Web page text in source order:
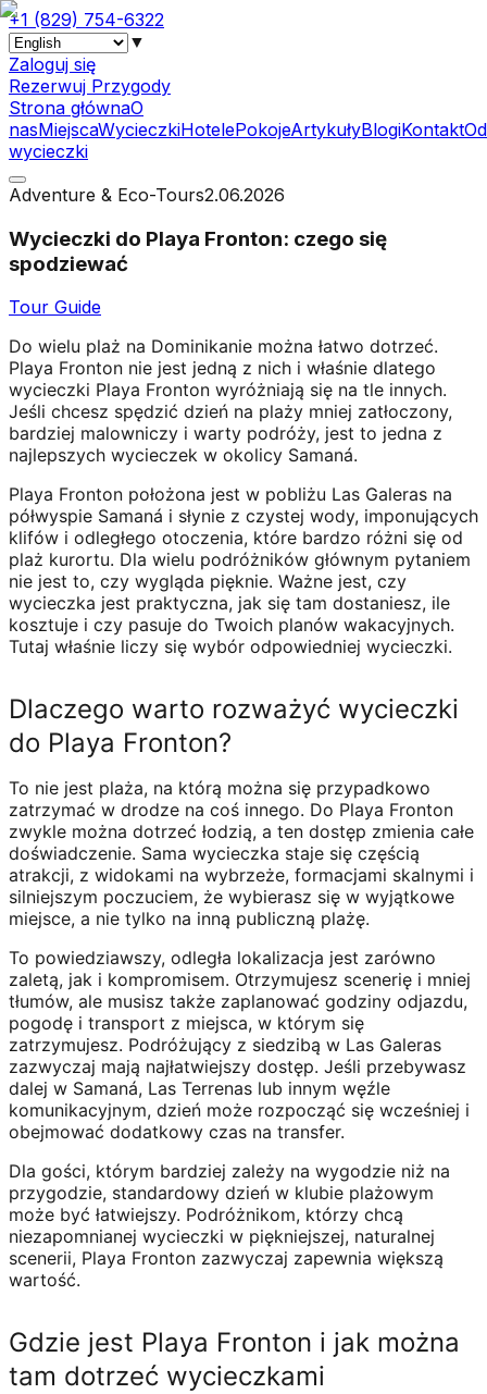
+1 (829) 754-6322
▼
Zaloguj się
Rezerwuj Przygody
Strona głównaO
nasMiejscaWycieczkiHotelePokojeArtykułyBlogiKontakt
wycieczki
Adventure & Eco-Tours2.06.2026
Wycieczki do Playa Fronton: czego się
spodziewać
Tour Guide
Do wielu plaż na Dominikanie można łatwo dotrzeć.
Playa Fronton nie jest jedną z nich i właśnie dlatego
wycieczki Playa Fronton wyróżniają się na tle innych.
Jeśli chcesz spędzić dzień na plaży mniej zatłoczony,
bardziej malowniczy i warty podróży, jest to jedna z
najlepszych wycieczek w okolicy Samaná.
Playa Fronton położona jest w pobliżu Las Galeras na
półwyspie Samaná i słynie z czystej wody, imponujących
klifów i odległego otoczenia, które bardzo różni się od
plaż kurortu. Dla wielu podróżników głównym pytaniem
nie jest to, czy wygląda pięknie. Ważne jest, czy
wycieczka jest praktyczna, jak się tam dostaniesz, ile
kosztuje i czy pasuje do Twoich planów wakacyjnych.
Tutaj właśnie liczy się wybór odpowiedniej wycieczki.
Dlaczego warto rozważyć wycieczki
do Playa Fronton?
To nie jest plaża, na którą można się przypadkowo
zatrzymać w drodze na coś innego. Do Playa Fronton
zwykle można dotrzeć łodzią, a ten dostęp zmienia całe
doświadczenie. Sama wycieczka staje się częścią
atrakcji, z widokami na wybrzeże, formacjami skalnymi i
silniejszym poczuciem, że wybierasz się w wyjątkowe
miejsce, a nie tylko na inną publiczną plażę.
To powiedziawszy, odległa lokalizacja jest zarówno
zaletą, jak i kompromisem. Otrzymujesz scenerię i mniej
tłumów, ale musisz także zaplanować godziny odjazdu,
pogodę i transport z miejsca, w którym się
zatrzymujesz. Podróżujący z siedzibą w Las Galeras
zazwyczaj mają najłatwiejszy dostęp. Jeśli przebywasz
dalej w Samaná, Las Terrenas lub innym węźle
komunikacyjnym, dzień może rozpocząć się wcześniej i
obejmować dodatkowy czas na transfer.
Dla gości, którym bardziej zależy na wygodzie niż na
przygodzie, standardowy dzień w klubie plażowym
może być łatwiejszy. Podróżnikom, którzy chcą
niezapomnianej wycieczki w piękniejszej, naturalnej
scenerii, Playa Fronton zazwyczaj zapewnia większą
wartość.
Gdzie jest Playa Fronton i jak można
tam dotrzeć wycieczkami